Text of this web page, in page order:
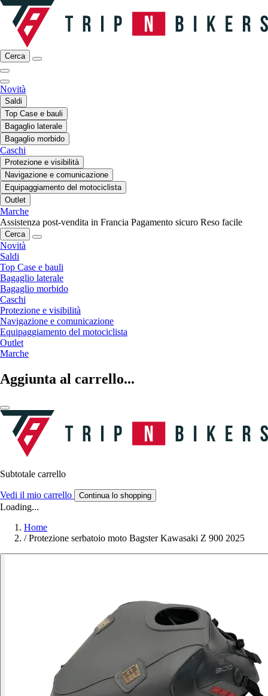
Cerca
Novità
Saldi
Top Case e bauli
Bagaglio laterale
Bagaglio morbido
Caschi
Protezione e visibilità
Navigazione e comunicazione
Equipaggiamento del motociclista
Outlet
Marche
Assistenza post-vendita in Francia Pagamento sicuro Reso facile
Cerca
Novità
Saldi
Top Case e bauli
Bagaglio laterale
Bagaglio morbido
Caschi
Protezione e visibilità
Navigazione e comunicazione
Equipaggiamento del motociclista
Outlet
Marche
Aggiunta al carrello...
Subtotale carrello
Vedi il mio carrello Continua lo shopping
Loading...
Home
/ Protezione serbatoio moto Bagster Kawasaki Z 900 2025